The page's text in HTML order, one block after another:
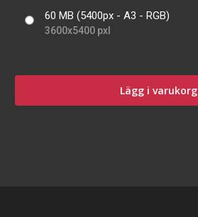
60 MB (5400px - A3 - RGB)
3600x5400 pxl
Lägg i varukorg